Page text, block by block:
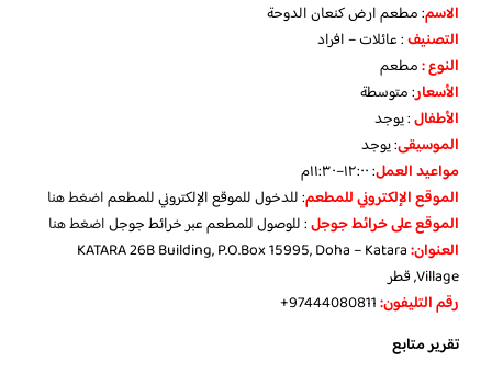
الاسم: مطعم ارض كنعان الدوحة
التصنيف: عائلات – افراد
النوع :مطعم
الأسعار:متوسطة
الأطفال:يوجد
الموسيقى:يوجد
مواعيد العمل: ١٢:٠٠–١١:٣٠م
الموقع الإلكتروني للمطعم: للدخول للموقع الإلكتروني للمطعماضغط هنا
الموقع على خرائط جوجل: للوصول للمطعم عبر خرائط جوجلاضغط هنا
العنوان:KATARA 26B Building, P.O.Box 15995, Doha – Katara
Village, قطر
رقم التليفون:
تقرير متابع